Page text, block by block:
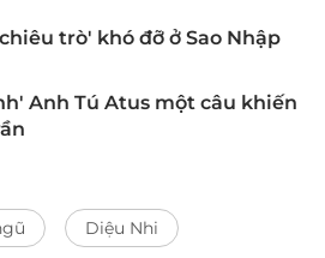
trò' khó đỡ ở Sao Nhập
Anh Tú Atus một câu khiến
Diệu Nhi